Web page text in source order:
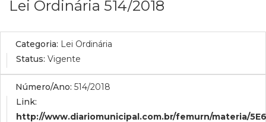
Lei Ordinária 514/2018
Categoria: Lei Ordinária
Status: Vigente
Número/Ano: 514/2018
Link:
http://www.diariomunicipal.com.br/femurn/materia/